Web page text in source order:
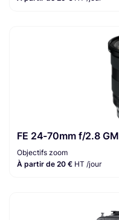
FE 24-70mm f/2.8 GM
Objectifs zoom
À partir de 20 € HT /jour